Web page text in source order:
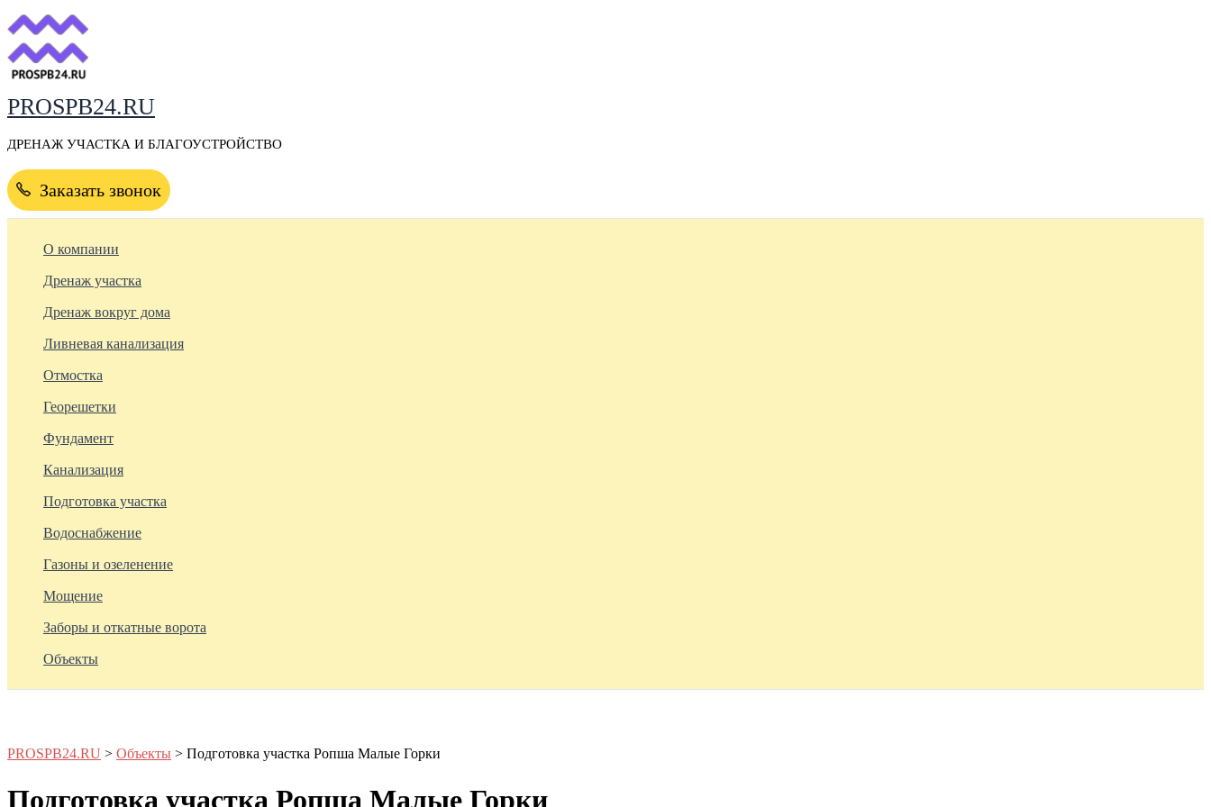
Перейти
содержимому
PROSPB24.RU
ДРЕНАЖ УЧАСТКА И БЛАГОУСТРОЙСТВО
Заказать звонок
О компании
Дренаж участка
Дренаж вокруг дома
Ливневая канализация
Отмостка
Георешетки
Фундамент
Канализация
Подготовка участка
Водоснабжение
Газоны и озеленение
Мощение
Заборы и откатные ворота
Объекты
PROSPB24.RU > Объекты > Подготовка участка Ропша Малые Горки
Подготовка участка Ропша Малые Горки